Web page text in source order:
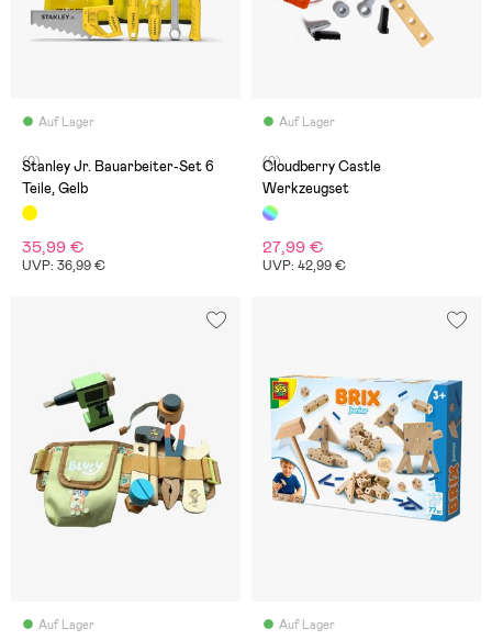
Auf Lager
(0)
Stanley Jr. Bauarbeiter-Set 6
Teile, Gelb
35,99 €
UVP: 36,99 €
Auf Lager
(0)
Cloudberry Castle
Werkzeugset
27,99 €
UVP: 42,99 €
Auf Lager Auf Lager